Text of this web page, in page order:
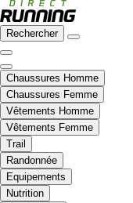
Rechercher
Chaussures Homme
Chaussures Femme
Vêtements Homme
Vêtements Femme
Trail
Randonnée
Equipements
Nutrition